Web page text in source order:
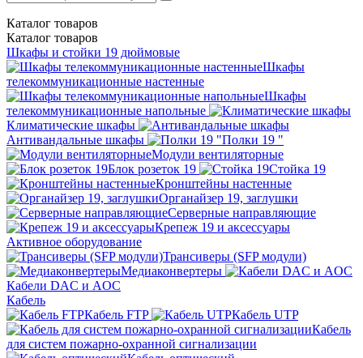
Каталог товаров
Каталог товаров
Шкафы и стойки 19 дюймовые
Шкафы
телекоммуникационные настенные
Шкафы
телекоммуникационные напольные
Климатические шкафы
Антивандальные шкафы
Полки 19 "
Модули вентиляторные
Блок розеток 19
Стойка 19
Кронштейны настенные
Органайзер 19, заглушки
Серверные направляющие
Крепеж 19 и аксессуары
Активное оборудование
Трансиверы (SFP модули)
Медиаконвертеры
Кабели DAC и AOC
Кабель
Кабель FTP
Кабель UTP
Кабель
для систем пожарно-охранной сигнализации